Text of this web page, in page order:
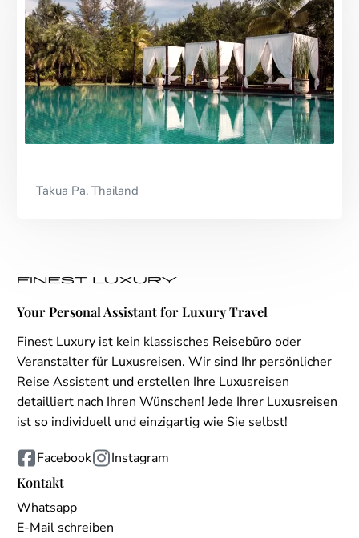
Takua Pa, Thailand
Your Personal Assistant for Luxury Travel
Finest Luxury ist kein klassisches Reisebüro oder
Veranstalter für Luxusreisen. Wir sind Ihr persönlicher
Reise Assistent und erstellen Ihre Luxusreisen
detailliert nach Ihren Wünschen! Jede Ihrer Luxusreisen
ist so individuell und einzigartig wie Sie selbst!
Facebook
Instagram
Kontakt
Whatsapp
E-Mail schreiben